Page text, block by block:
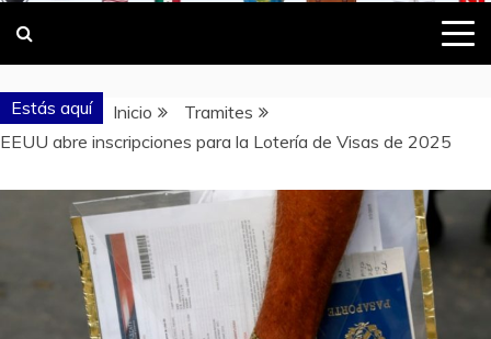
MUNDO
MIGRANTE
DONDE TODOS SOMOS MIGRANTES
Estás aquí Inicio
Tramites
EEUU abre inscripciones para la Lotería de Visas de 2025